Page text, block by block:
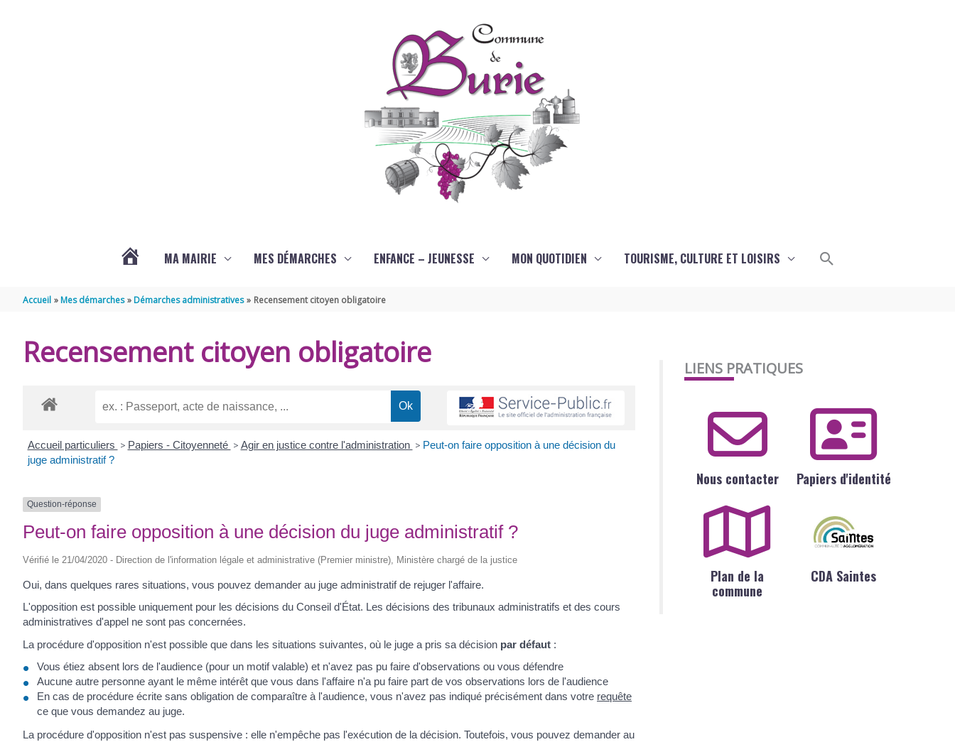
MA MAIRIE MES DÉMARCHES ENFANCE – JEUNESSE MON QUOTIDIEN TOURISME, CULTURE ET LOISIRS Rechercher
Accueil Mes démarches Démarches administratives Recensement citoyen obligatoire
Recensement citoyen obligatoire
Accueil particuliers > Papiers - Citoyenneté > Agir en justice contre l'administration > Peut-on faire opposition à une décision du
juge administratif ?
Question-réponse
Peut-on faire opposition à une décision du juge administratif ?
Vérifié le 21/04/2020 - Direction de l'information légale et administrative (Premier ministre), Ministère chargé de la justice
Oui, dans quelques rares situations, vous pouvez demander au juge administratif de rejuger l'affaire.
L'opposition est possible uniquement pour les décisions du Conseil d'État. Les décisions des tribunaux administratifs et des cours
administratives d'appel ne sont pas concernées.
La procédure d'opposition n'est possible que dans les situations suivantes, où le juge a pris sa décision par défaut :
Vous étiez absent lors de l'audience (pour un motif valable) et n'avez pas pu faire d'observations ou vous défendre
Aucune autre personne ayant le même intérêt que vous dans l'affaire n'a pu faire part de vos observations lors de l'audience
En cas de procédure écrite sans obligation de comparaître à l'audience, vous n'avez pas indiqué précisément dans votre requête
ce que vous demandez au juge.
La procédure d'opposition n'est pas suspensive : elle n'empêche pas l'exécution de la décision. Toutefois, vous pouvez demander au
LIENS PRATIQUES
Nous contacter Papiers d'identité
Plan de la
commune
CDA Saintes